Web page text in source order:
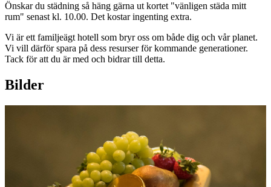
Önskar du städning så häng gärna ut kortet "vänligen städa mitt
rum" senast kl. 10.00. Det kostar ingenting extra.
Vi är ett familjeägt hotell som bryr oss om både dig och vår planet.
Vi vill därför spara på dess resurser för kommande generationer.
Tack för att du är med och bidrar till detta.
Bilder